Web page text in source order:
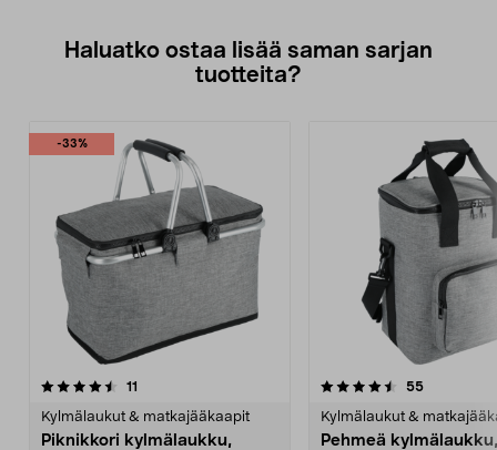
Haluatko ostaa lisää saman sarjan
tuotteita?
-33%
11
Kylmälaukut & matkajääkaapit
Piknikkori kylmälaukku,
4.5viidestä
55arvostelut
Kylmälaukut &
Pehmeä kylmälaukku,
4.5viidestä